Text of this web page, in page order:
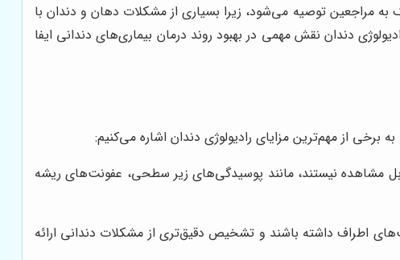
به مراجعین توصیه می‌شود، زیرا بسیاری از مشکلات دهان و دندان با
دندان نقش مهمی در بهبود روند درمان بیماری‌های دندانی ایفا
از مهم‌ترین مزایای رادیولوژی دندان اشاره می‌کنیم:
قابل مشاهده نیستند، مانند پوسیدگی‌های زیر سطحی، عفونت‌های ریشه
اطراف داشته باشند و تشخیص دقیق‌تری از مشکلات دندانی ارائه